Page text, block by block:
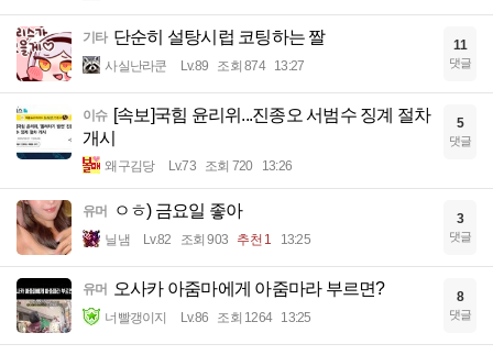
기타 단순히 설탕시럽 코팅하는 짤
사실난라쿤 Lv.89 조회 874 13:27
11
댓글
이슈 [속보]국힘 윤리위...진종오 서범수 징계 절차
개시
왜구김당 Lv.73 조회 720 13:26
5
댓글
유머 ㅇㅎ) 금요일 좋아
닐냄 Lv.82 조회 903 추천 1 13:25
3
댓글
유머 오사카 아줌마에게 아줌마라 부르면?
너빨갱이지 Lv.86 조회 1264 13:25
8
댓글